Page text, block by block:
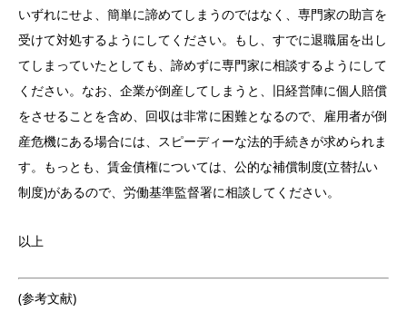
いずれにせよ、簡単に諦めてしまうのではなく、専門家の助言を
受けて対処するようにしてください。もし、すでに退職届を出し
てしまっていたとしても、諦めずに専門家に相談するようにして
ください。なお、企業が倒産してしまうと、旧経営陣に個人賠償
をさせることを含め、回収は非常に困難となるので、雇用者が倒
産危機にある場合には、スピーディーな法的手続きが求められま
す。もっとも、賃金債権については、公的な補償制度(立替払い
制度)があるので、労働基準監督署に相談してください。
以上
(参考文献)